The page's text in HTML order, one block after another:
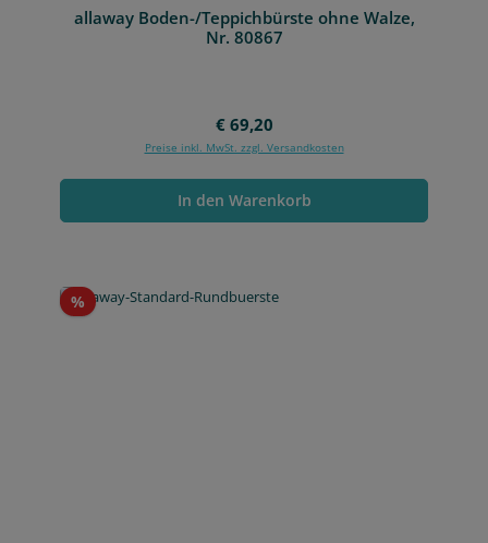
allaway Boden-/Teppichbürste ohne Walze,
Nr. 80867
Regulärer Preis:
€ 69,20
Preise inkl. MwSt. zzgl. Versandkosten
In den Warenkorb
%Rabatt